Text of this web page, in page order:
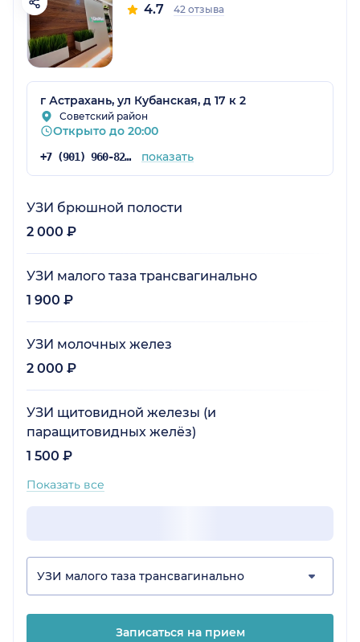
4.7 42 отзыва
г Астрахань, ул Кубанская, д 17 к 2
Советский район
Открыто до 20:00
+7 (901) 960-82-58 показать
УЗИ брюшной полости
2 000 ₽
УЗИ малого таза трансвагинально
1 900 ₽
УЗИ молочных желез
2 000 ₽
УЗИ щитовидной железы (и
паращитовидных желёз)
1 500 ₽
Показать все
УЗИ малого таза трансвагинально
Записаться на прием